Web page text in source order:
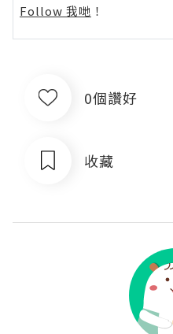
Follow 我哋 ！
0個讚好
收藏